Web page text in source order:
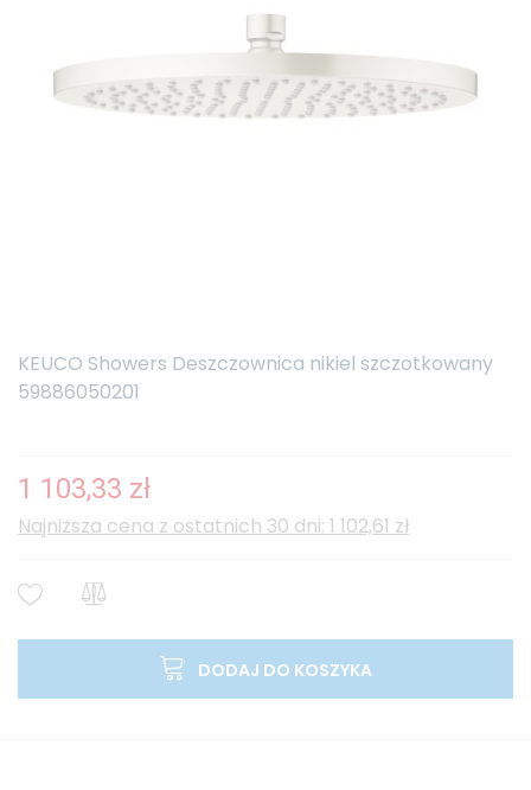
KEUCO Showers Deszczownica nikiel szczotkowany
59886050201
1 103,33 zł
Najniższa cena z ostatnich 30 dni: 1 102,61 zł
DODAJ DO KOSZYKA